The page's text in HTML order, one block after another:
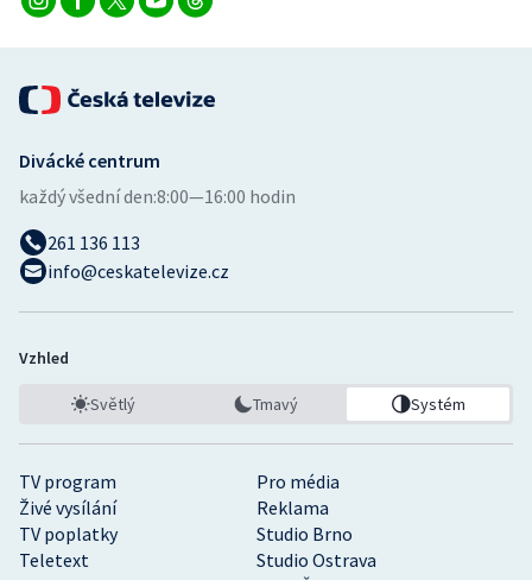
TV program
Pro média
Živé vysílání
Reklama
TV poplatky
Studio Brno
Teletext
Studio Ostrava
Divácké centrum
každý všední den:8:00—16:00 hodin
261 136 113
info@ceskatelevize.cz
Vzhled
Světlý Tmavý Systém